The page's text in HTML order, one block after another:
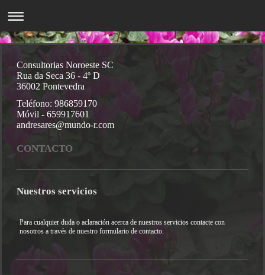
Consultorias Noroeste SC
Rua da Seca 36 - 4º D
36002 Pontevedra
Teléfono: 986859170
Móvil - 659917601
andresares@mundo-r.com
CONTACTO
Nuestros servicios
Para cualquier duda o aclaración acerca de nuestros servicios contacte con
nosotros a través de nuestro formulario de contacto.